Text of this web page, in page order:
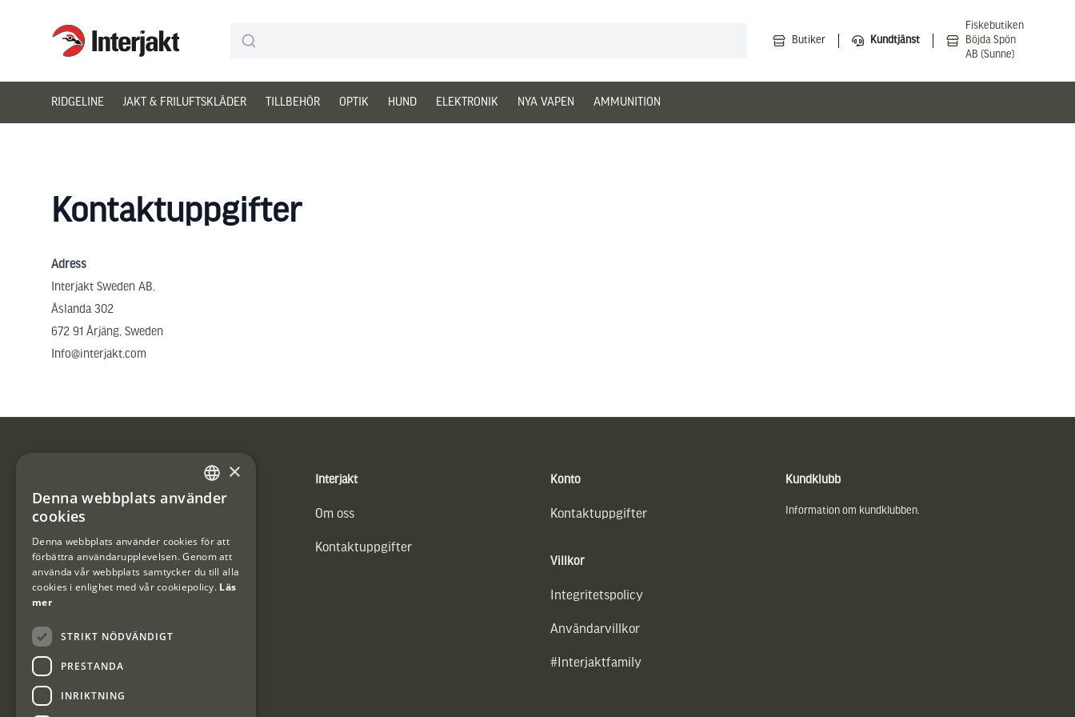
Interjakt SE Butiker Kundtjänst
Fiskebutiken
Böjda Spön
AB (Sunne)
RIDGELINE JAKT & FRILUFTSKLÄDER TILLBEHÖR OPTIK HUND ELEKTRONIK NYA VAPEN AMMUNITION
Kontaktuppgifter
Adress
Interjakt Sweden AB,
Åslanda 302
672 91 Årjäng, Sweden
Info@interjakt.com
Vännäs Friluftbyxa
Interjakt
Om oss
Kontaktuppgifter
Konto
Kontaktuppgifter
Villkor
Integritetspolicy
Användarvillkor
#Interjaktfamily
Kundklubb
Information om kundklubben.
SWEDISH
×
Denna webbplats använder
cookies
Denna webbplats använder cookies för att
förbättra användarupplevelsen. Genom att
använda vår webbplats samtycker du till alla
cookies i enlighet med vår cookiepolicy. Läs
mer
STRIKT NÖDVÄNDIGT
PRESTANDA
INRIKTNING